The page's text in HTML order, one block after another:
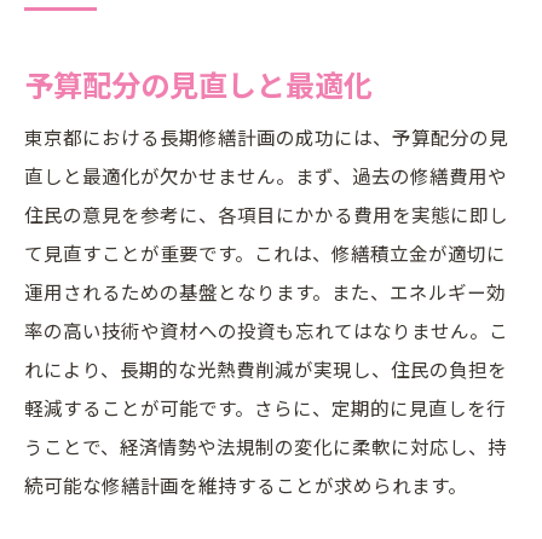
予算配分の見直しと最適化
東京都における長期修繕計画の成功には、予算配分の見
直しと最適化が欠かせません。まず、過去の修繕費用や
住民の意見を参考に、各項目にかかる費用を実態に即し
て見直すことが重要です。これは、修繕積立金が適切に
運用されるための基盤となります。また、エネルギー効
率の高い技術や資材への投資も忘れてはなりません。こ
れにより、長期的な光熱費削減が実現し、住民の負担を
軽減することが可能です。さらに、定期的に見直しを行
うことで、経済情勢や法規制の変化に柔軟に対応し、持
続可能な修繕計画を維持することが求められます。